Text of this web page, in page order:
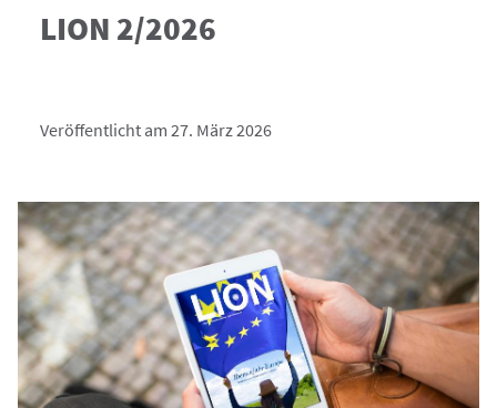
LION 2/2026
Veröffentlicht am 27. März 2026